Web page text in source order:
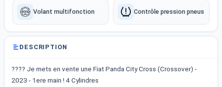
Volant multifonction Contrôle pression pneus
DESCRIPTION
???? Je mets en vente une Fiat Panda City Cross (Crossover) -
2023 - 1ere main ! 4 Cylindres